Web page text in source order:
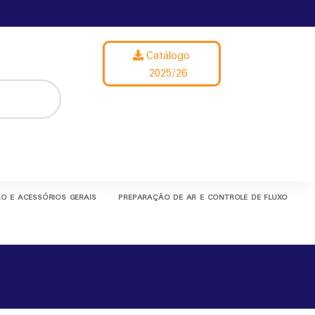
Catálogo
2025/26
E ACESSÓRIOS GERAIS PREPARAÇÃO DE AR E CONTROLE DE FLUXO